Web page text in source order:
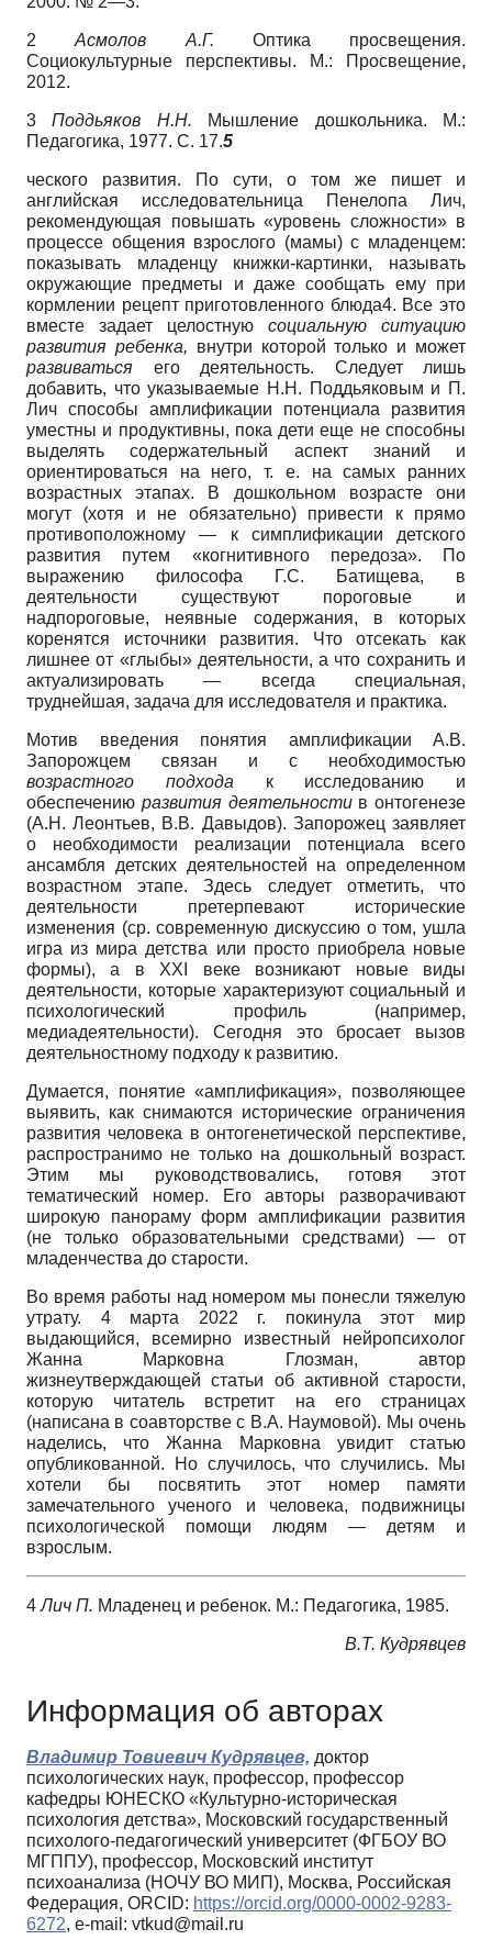
2Асмолов А.Г. Оптика просвещения.
Социокультурные перспективы. М.: Просвещение,
2012.
3Поддьяков Н.Н. Мышление дошкольника. М.:
Педагогика, 1977. С. 17.5
ческого развития. По сути, о том же пишет и
английская исследовательница Пенелопа Лич,
рекомендующая повышать «уровень сложности» в
процессе общения взрослого (мамы) с младенцем:
показывать младенцу книжки-картинки, называть
окружающие предметы и даже сообщать ему при
кормлении рецепт приготовленного блюда4. Все это
вместе задает целостную социальную ситуацию
развития ребенка, внутри которой только и может
развиваться его деятельность. Следует лишь
добавить, что указываемые Н.Н. Поддьяковым и П.
Лич способы амплификации потенциала развития
уместны и продуктивны, пока дети еще не способны
выделять содержательный аспект знаний и
ориентироваться на него, т. е. на самых ранних
возрастных этапах. В дошкольном возрасте они
могут (хотя и не обязательно) привести к прямо
противоположному — к симплификации детского
развития путем «когнитивного передоза». По
выражению философа Г.С. Батищева, в
деятельности существуют пороговые и
надпороговые, неявные содержания, в которых
коренятся источники развития. Что отсекать как
лишнее от «глыбы» деятельности, а что сохранить и
актуализировать — всегда специальная,
труднейшая, задача для исследователя и практика.
Мотив введения понятия амплификации А.В.
Запорожцем связан и с необходимостью
возрастного подхода к исследованию и
обеспечению развития деятельностив онтогенезе
(А.Н. Леонтьев, В.В. Давыдов). Запорожец заявляет
о необходимости реализации потенциала всего
ансамбля детских деятельностей на определенном
возрастном этапе. Здесь следует отметить, что
деятельности претерпевают исторические
изменения (ср. современную дискуссию о том, ушла
игра из мира детства или просто приобрела новые
формы), а в XXI веке возникают новые виды
деятельности, которые характеризуют социальный и
психологический профиль (например,
медиадеятельности). Сегодня это бросает вызов
деятельностному подходу к развитию.
Думается, понятие «амплификация», позволяющее
выявить, как снимаются исторические ограничения
развития человека в онтогенетической перспективе,
распространимо не только на дошкольный возраст.
Этим мы руководствовались, готовя этот
тематический номер. Его авторы разворачивают
широкую панораму форм амплификации развития
(не только образовательными средствами) — от
младенчества до старости.
Во время работы над номером мы понесли тяжелую
утрату. 4 марта 2022 г. покинула этот мир
выдающийся, всемирно известный нейропсихолог
Жанна Марковна Глозман, автор
жизнеутверждающей статьи об активной старости,
которую читатель встретит на его страницах
(написана в соавторстве с В.А. Наумовой). Мы очень
наделись, что Жанна Марковна увидит статью
опубликованной. Но случилось, что случились. Мы
хотели бы посвятить этот номер памяти
замечательного ученого и человека, подвижницы
психологической помощи людям — детям и
взрослым.
4Лич П. Младенец и ребенок. М.: Педагогика, 1985.
В.Т. Кудрявцев
Информация об авторах
Владимир Товиевич Кудрявцев, доктор
психологических наук, профессор, профессор
кафедры ЮНЕСКО «Культурно-историческая
психология детства», Московский государственный
психолого-педагогический университет (ФГБОУ ВО
МГППУ), профессор, Московский институт
психоанализа (НОЧУ ВО МИП), Москва, Российская
Федерация, ORCID: https://orcid.org/0000-0002-9283-
6272, e-mail: vtkud@mail.ru